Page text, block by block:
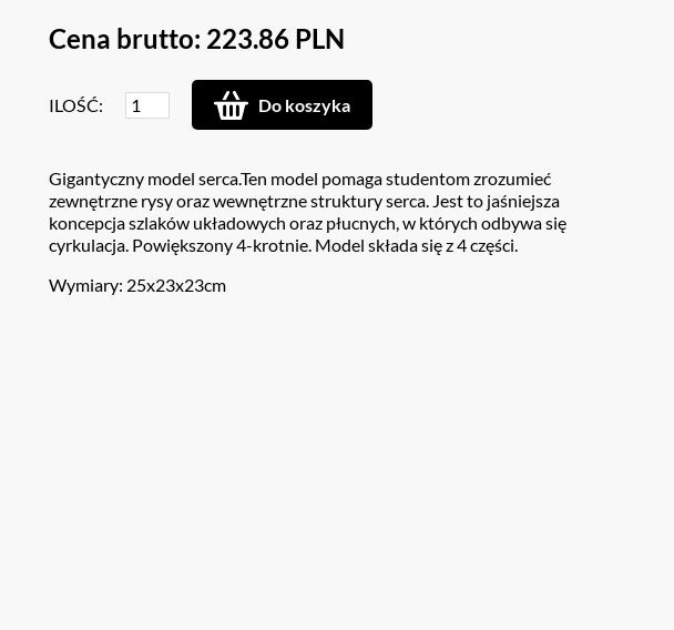
Cena brutto: 223.86 PLN
ILOŚĆ: Do koszyka
Gigantyczny model serca.Ten model pomaga studentom zrozumieć
zewnętrzne rysy oraz wewnętrzne struktury serca. Jest to jaśniejsza
koncepcja szlaków układowych oraz płucnych, w których odbywa się
cyrkulacja. Powiększony 4-krotnie. Model składa się z 4 części.
Wymiary: 25x23x23cm